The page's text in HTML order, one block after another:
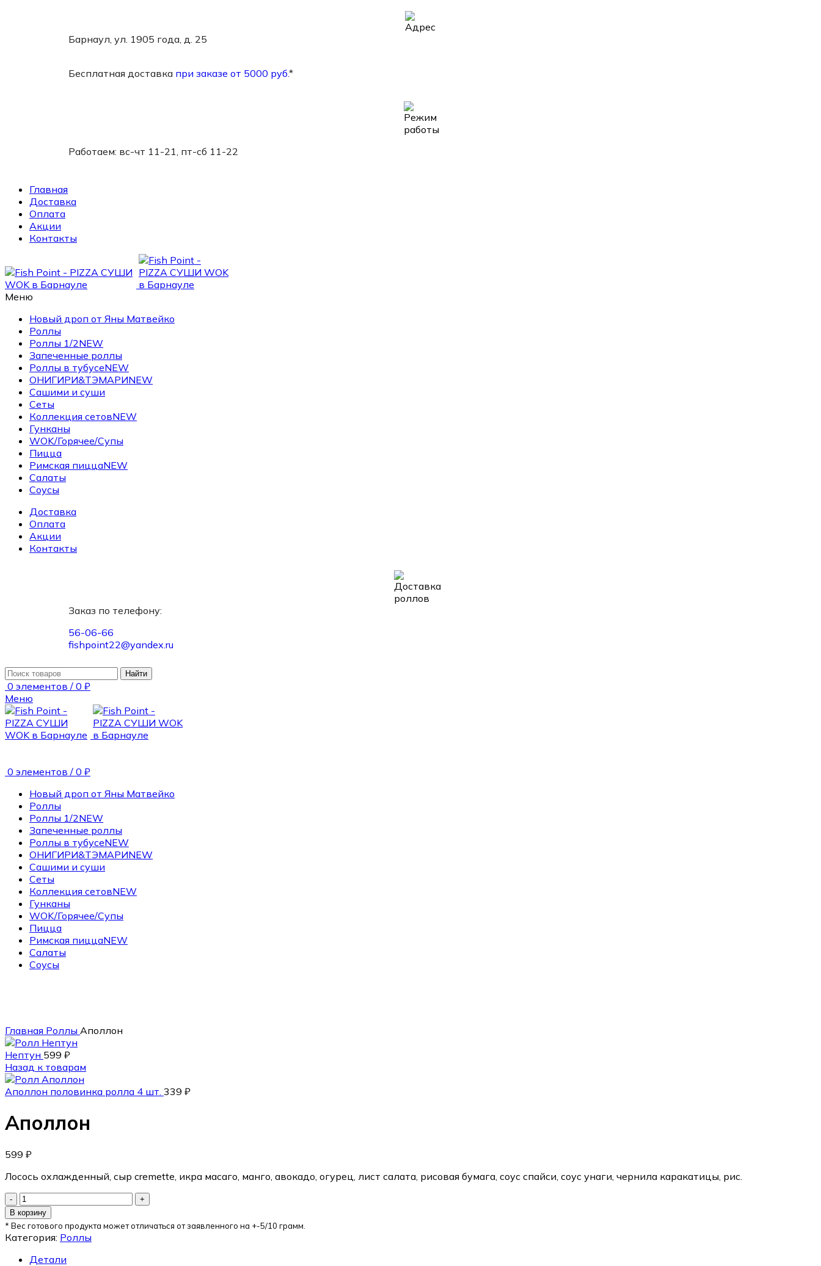
Барнаул, ул. 1905 года, д. 25
Бесплатная доставка при заказе от 5000 руб.*
Работаем: вс-чт 11-21, пт-сб 11-22
Главная
Доставка
Оплата
Акции
Контакты
Меню
Новый дроп от Яны Матвейко
Роллы
Роллы 1/2NEW
Запеченные роллы
Роллы в тубусеNEW
ОНИГИРИ&ТЭМАРИNEW
Сашими и суши
Сеты
Коллекция сетовNEW
Гунканы
WOK/Горячее/Супы
Пицца
Римская пиццаNEW
Салаты
Соусы
Доставка
Оплата
Акции
Контакты
Заказ по телефону:
56-06-66
fishpoint22@yandex.ru
Найти
0 элементов / 0 ₽
Меню
0 элементов / 0 ₽
Новый дроп от Яны Матвейко
Роллы
Роллы 1/2NEW
Запеченные роллы
Роллы в тубусеNEW
ОНИГИРИ&ТЭМАРИNEW
Сашими и суши
Сеты
Коллекция сетовNEW
Гунканы
WOK/Горячее/Супы
Пицца
Римская пиццаNEW
Салаты
Соусы
Главная Роллы Аполлон
Нептун 599 ₽
Назад к товарам
Аполлон половинка ролла 4 шт. 339 ₽
Аполлон
599 ₽
Лосось охлажденный, сыр cremette, икра масаго, манго, авокадо, огурец, лист салата, рисовая бумага, соус спайси, соус унаги, чернила каракатицы, рис.
В корзину
* Вес готового продукта может отличаться от заявленного на +-5/10 грамм.
Категория: Роллы
Детали